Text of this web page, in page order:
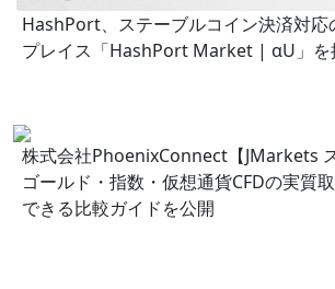
HashPort、ステーブルコイン決済対応
プレイス「HashPort Market | αU」を
株式会社PhoenixConnect【JMarkets
ゴールド・指数・仮想通貨CFDの実質
できる比較ガイドを公開